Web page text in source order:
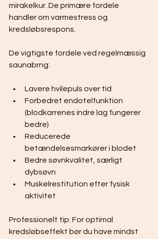
mirakelkur. De primære fordele
handler om varmestress og
kredsløbsrespons.
De vigtigste fordele ved regelmæssig
saunabrng:
Lavere hvilepuls over tid
Forbedret endotelfunktion
(blodkarrenes indre lag fungerer
bedre)
Reducerede
betændelsesmarkører i blodet
Bedre søvnkvalitet, særligt
dybsøvn
Muskelrestitution efter fysisk
aktivitet
Professionelt tip: For optimal
kredsløbseffekt bør du have mindst